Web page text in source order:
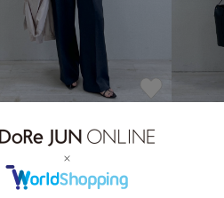
ルミネ大宮
yuka(152cm)